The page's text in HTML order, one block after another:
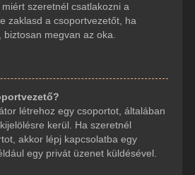
szeretnél csatlakozni a
zaklasd a csoportvezetőt, ha
megvan az oka.
létrehoz egy csoportot, általában
kerül. Ha szeretnél
akkor lépj kapcsolatba egy
egy privát üzenet küldésével.